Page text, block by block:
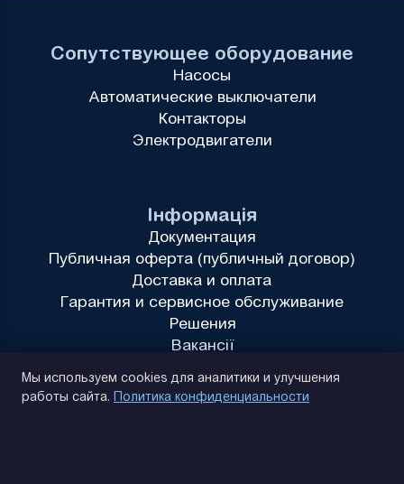
Інформація
Документация
Публичная оферта (публичный договор)
Доставка и оплата
Гарантия и сервисное обслуживание
Решения
Вакансії
Сопутствующее оборудование
Насосы
Автоматические выключатели
Контакторы
Электродвигатели
Мы используем cookies для аналитики и улучшения
работы сайта. Политика конфиденциальности